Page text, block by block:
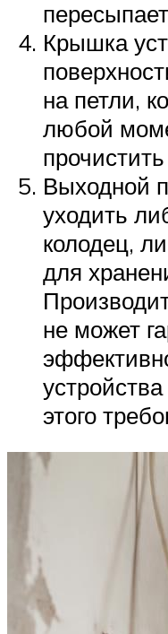
Крышка
на петли,
любой
Выходной
уходить
колодец,
для
не может
этого